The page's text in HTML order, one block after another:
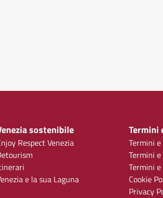
sostenibile
Respect Venezia
e la sua Laguna
Termini
Termini
Termini
Termini
Cookie
Privacy